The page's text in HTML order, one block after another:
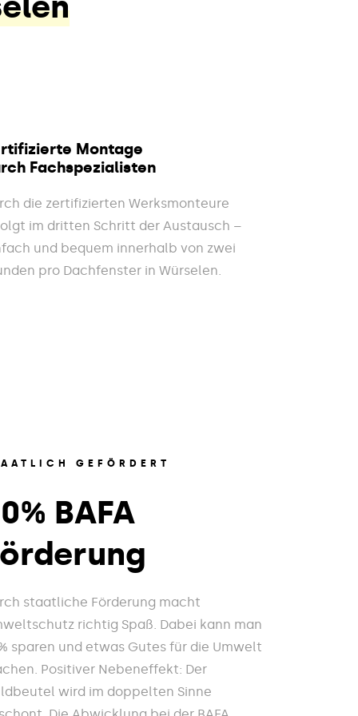
Montage
Fachspezialisten
die zertifizierten Werksmonteure
im dritten Schritt der Austausch –
und bequem innerhalb von zwei
pro Dachfenster in Würselen.
GEFÖRDERT
BAFA
staatliche Förderung macht
richtig Spaß. Dabei kann man
sparen und etwas Gutes für die Umwelt
Positiver Nebeneffekt: Der
wird im doppelten Sinne